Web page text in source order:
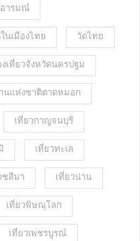
อารมณ์
นเมืองไทย วัดไทย
เที่ยวจังหวัดนครปฐม
นแห่งชาติตาดหมอก
เที่ยวกาญจนบุรี
เที่ยวทะเล
ชสีมา เที่ยวน่าน
เที่ยวพิษณุโลก
เที่ยวเพชรบูรณ์